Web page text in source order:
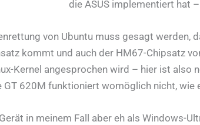
die ASUS implementiert hat
von Ubuntu muss gesagt werden,
kommt und auch der HM67-Chipsatz
Kernel angesprochen wird – hier ist also
GT 620M funktioniert womöglich nicht, wie
in meinem Fall aber eh als Windows-